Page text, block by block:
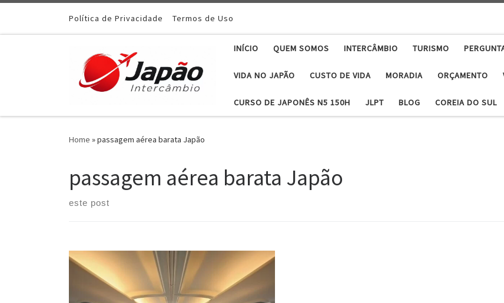
Política de Privacidade Termos de Uso
INÍCIO QUEM SOMOS INTERCÂMBIO TURISMO
VIDA NO JAPÃO CUSTO DE VIDA MORADIA ORÇAMENTO
CURSO DE JAPONÊS N5 150H JLPT BLOG COREIA DO SUL
Home »passagem aérea barata Japão
passagem aérea barata Japão
este post